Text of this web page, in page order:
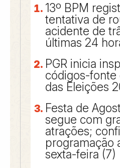
13º BPM
tentativa de
acidente de
últimas 24
PGR inicia
códigos-fonte
das Eleições
Festa de
segue com
atrações;
programação
sexta-feira (7)